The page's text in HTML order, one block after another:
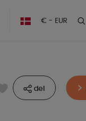
€ - EUR
del